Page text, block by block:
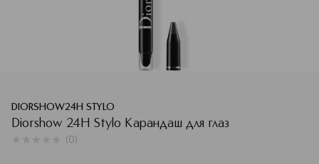
DIORSHOW24H STYLO
Diorshow 24H Stylo Карандаш для глаз
(0)